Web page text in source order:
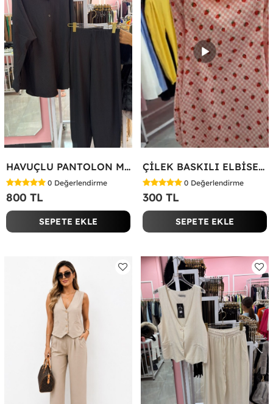
HAVUÇLU PANTOLON MİYASE TAKIM Siyah
0 Değerlendirme
800 TL
SEPETE EKLE
ÇİLEK BASKILI ELBİSE Bej
0 Değerlendirme
300 TL
SEPETE EKLE